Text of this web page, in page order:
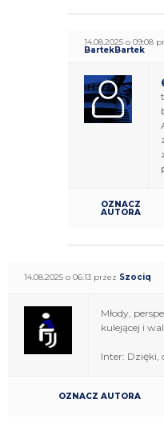
14.08.2025 o 09:08
BartekBartek
OZNACZ
AUTORA
14.08.2025 o 06:13 przez Szociq
Młody,
kulejącej i
Inter: Dzięki,
OZNACZ AUTORA